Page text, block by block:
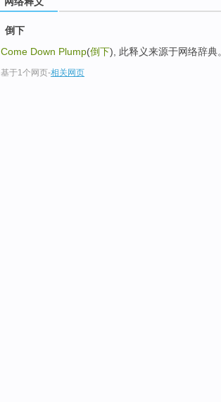
倒下
Come Down Plump(倒下), 此释义来源于网络辞典
基于1个网页-相关网页